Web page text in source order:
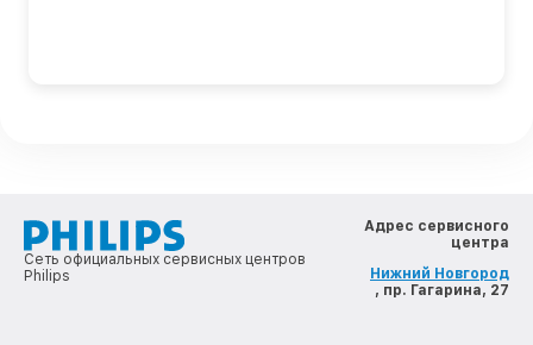
Сеть официальных сервисных центров
Philips
Адрес сервисного
центра
Нижний Новгород
, пр. Гагарина, 27